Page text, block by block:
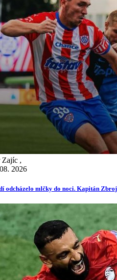
Zajíc ,
2026
odcházelo mlčky do noci. Kapitán